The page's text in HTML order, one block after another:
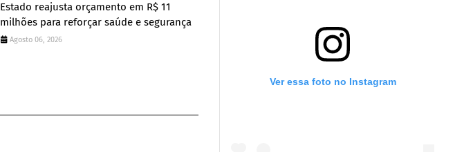
Estado reajusta orçamento em R$ 11
milhões para reforçar saúde e segurança
Agosto 06, 2026
Ver essa foto no Instagram